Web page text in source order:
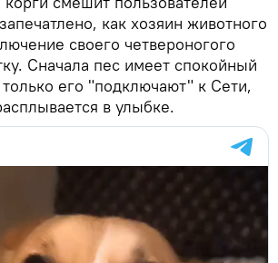
как хозяин животного
своего четвероногого
Сначала пес имеет спокойный
его "подключают" к Сети,
в улыбке.